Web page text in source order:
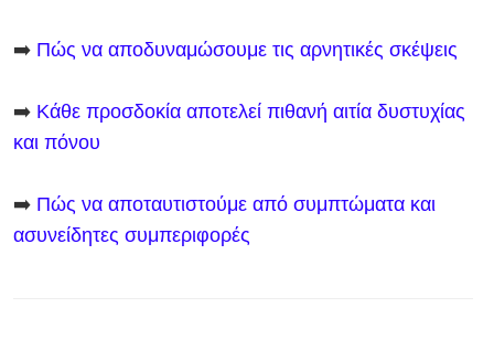
➡️ Πώς να αποδυναμώσουμε τις αρνητικές σκέψεις
➡️ Κάθε προσδοκία αποτελεί πιθανή αιτία δυστυχίας
και πόνου
➡️ Πώς να αποταυτιστούμε από συμπτώματα και
ασυνείδητες συμπεριφορές